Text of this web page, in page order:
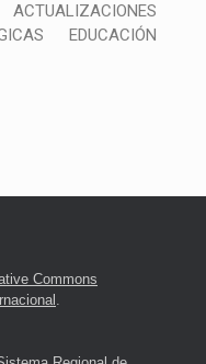
EDUCACIÓN
Commons